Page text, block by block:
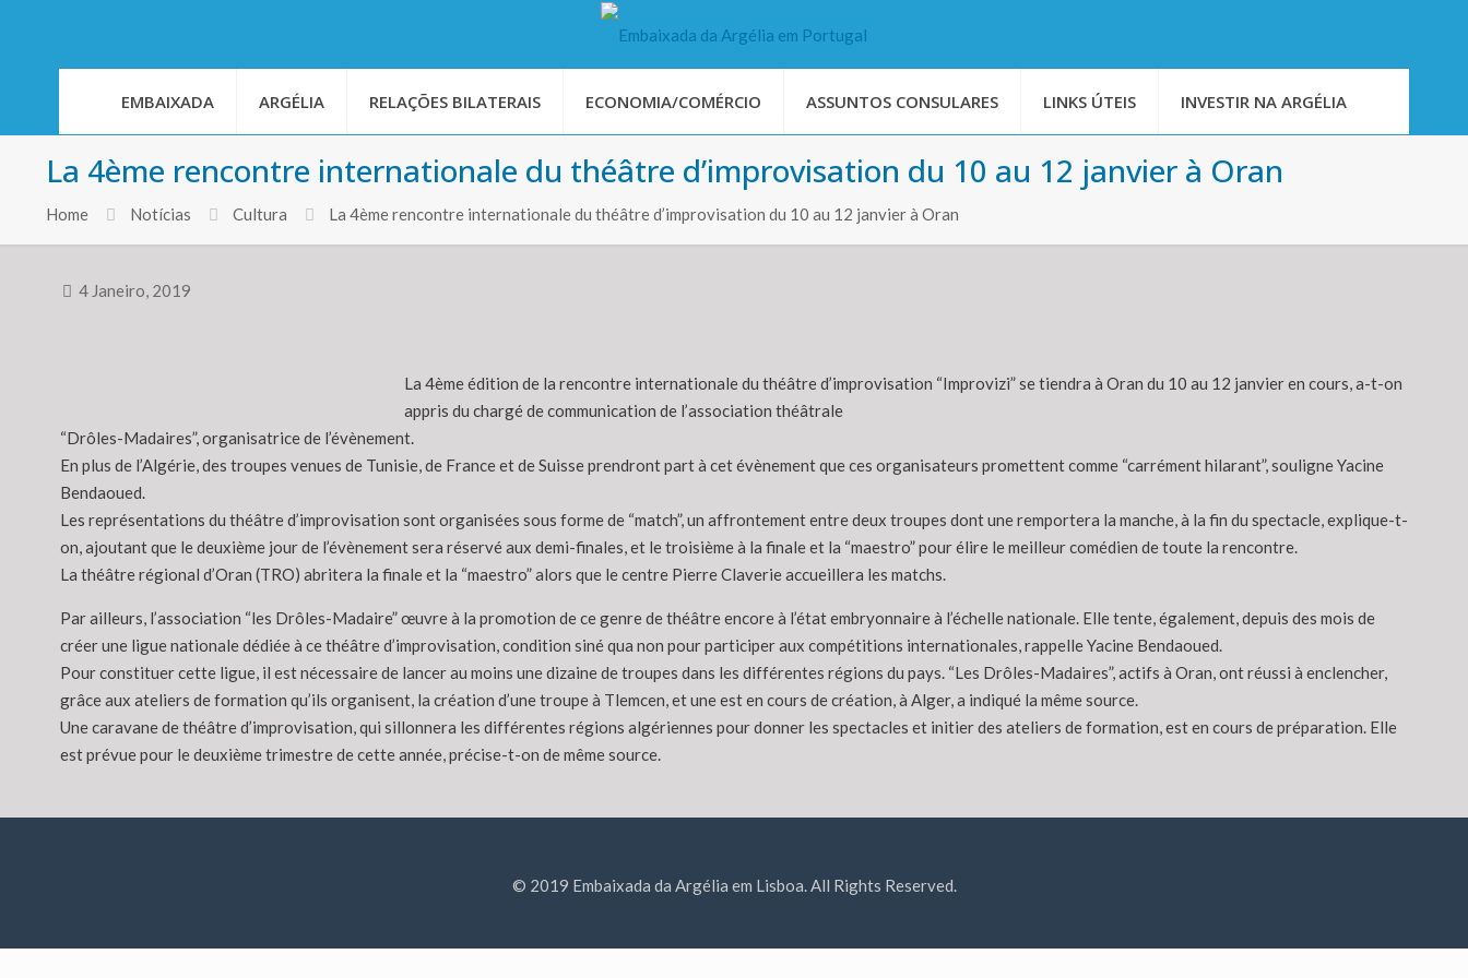
EMBAIXADA ARGÉLIA RELAÇÕES BILATERAIS ECONOMIA/COMÉRCIO ASSUNTOS CONSULARES LINKS ÚTEIS INVESTIR NA ARGÉLIA
La 4ème rencontre internationale du théâtre d’improvisation du 10 au 12 janvier à Oran
Home Notícias Cultura La 4ème rencontre internationale du théâtre d’improvisation du 10 au 12 janvier à Oran
4 Janeiro, 2019
La 4ème édition de la rencontre internationale du théâtre d’improvisation “Improvizi” se tiendra à Oran du 10 au 12 janvier en cours, a-t-on
appris du chargé de communication de l’association théâtrale
“Drôles-Madaires”, organisatrice de l’évènement.
En plus de l’Algérie, des troupes venues de Tunisie, de France et de Suisse prendront part à cet évènement que ces organisateurs promettent comme “carrément hilarant”, souligne Yacine
Bendaoued.
Les représentations du théâtre d’improvisation sont organisées sous forme de “match”, un affrontement entre deux troupes dont une remportera la manche, à la fin du spectacle, explique-t-
on, ajoutant que le deuxième jour de l’évènement sera réservé aux demi-finales, et le troisième à la finale et la “maestro” pour élire le meilleur comédien de toute la rencontre.
La théâtre régional d’Oran (TRO) abritera la finale et la “maestro” alors que le centre Pierre Claverie accueillera les matchs.
Par ailleurs, l’association “les Drôles-Madaire” œuvre à la promotion de ce genre de théâtre encore à l’état embryonnaire à l’échelle nationale. Elle tente, également, depuis des mois de
créer une ligue nationale dédiée à ce théâtre d’improvisation, condition siné qua non pour participer aux compétitions internationales, rappelle Yacine Bendaoued.
Pour constituer cette ligue, il est nécessaire de lancer au moins une dizaine de troupes dans les différentes régions du pays. “Les Drôles-Madaires”, actifs à Oran, ont réussi à enclencher,
grâce aux ateliers de formation qu’ils organisent, la création d’une troupe à Tlemcen, et une est en cours de création, à Alger, a indiqué la même source.
Une caravane de théâtre d’improvisation, qui sillonnera les différentes régions algériennes pour donner les spectacles et initier des ateliers de formation, est en cours de préparation. Elle
est prévue pour le deuxième trimestre de cette année, précise-t-on de même source.
© 2019 Embaixada da Argélia em Lisboa. All Rights Reserved.